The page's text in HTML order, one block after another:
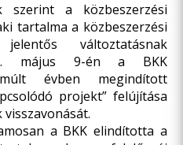
szerint a közbeszerzési
tartalma a közbeszerzési
változtatásnak
május 9-én a BKK
évben megindított
projekt” felújítása
a BKK elindította a